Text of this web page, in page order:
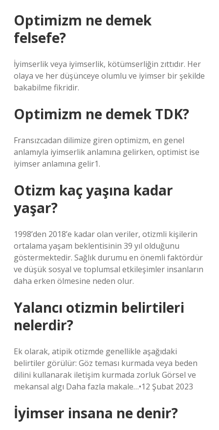
Optimizm ne demek
felsefe?
İyimserlik veya iyimserlik, kötümserliğin zıttıdır. Her
olaya ve her düşünceye olumlu ve iyimser bir şekilde
bakabilme fikridir.
Optimizm ne demek TDK?
Fransızcadan dilimize giren optimizm, en genel
anlamıyla iyimserlik anlamına gelirken, optimist ise
iyimser anlamına gelir1.
Otizm kaç yaşına kadar
yaşar?
1998’den 2018’e kadar olan veriler, otizmli kişilerin
ortalama yaşam beklentisinin 39 yıl olduğunu
göstermektedir. Sağlık durumu en önemli faktördür
ve düşük sosyal ve toplumsal etkileşimler insanların
daha erken ölmesine neden olur.
Yalancı otizmin belirtileri
nelerdir?
Ek olarak, atipik otizmde genellikle aşağıdaki
belirtiler görülür: Göz teması kurmada veya beden
dilini kullanarak iletişim kurmada zorluk Görsel ve
mekansal algı Daha fazla makale…•12 Şubat 2023
İyimser insana ne denir?